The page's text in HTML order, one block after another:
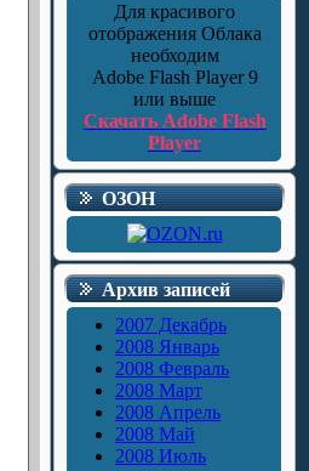
Для красивого
отображения Облака
необходим
Adobe Flash Player 9
или выше
Скачать Adobe Flash
Player
ОЗОН
Архив записей
2007 Декабрь
2008 Январь
2008 Февраль
2008 Март
2008 Апрель
2008 Май
2008 Июль